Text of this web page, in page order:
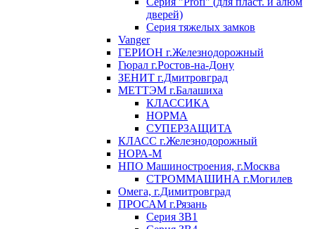
дверей)
Серия тяжелых замков
Vanger
ГЕРИОН г.Железнодорожный
Гюрал г.Ростов-на-Дону
ЗЕНИТ г.Дмитровград
МЕТТЭМ г.Балашиха
КЛАССИКА
НОРМА
СУПЕРЗАЩИТА
КЛАСС г.Железнодорожный
НОРА-М
НПО Машиностроения, г.Москва
СТРОММАШИНА г.Могилев
Омега, г.Димитровград
ПРОСАМ г.Рязань
Серия ЗВ1